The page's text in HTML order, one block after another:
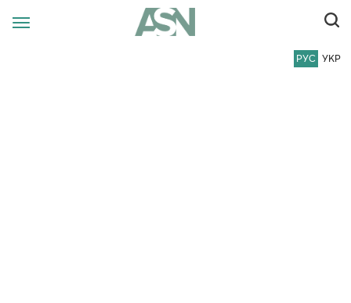
РУС УКР